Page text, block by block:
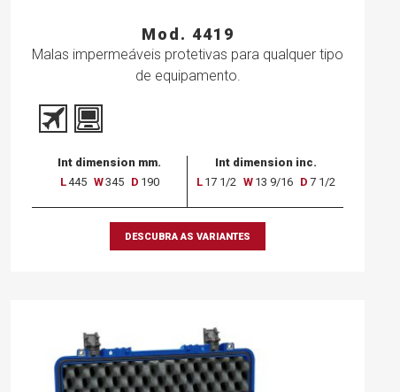
Mod. 4419
Malas impermeáveis protetivas para qualquer tipo
de equipamento.
Int dimension mm.
L445 W345 D 190
Int dimension inc.
L 17 1/2 W 13 9/16 D 7 1/2
DESCUBRA AS VARIANTES